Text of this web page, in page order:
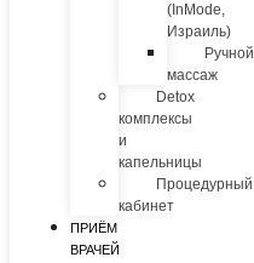
(InMode,
Израиль)
Ручной
массаж
Detox
комплексы
и
капельницы
Процедурный
кабинет
ПРИЁМ
ВРАЧЕЙ